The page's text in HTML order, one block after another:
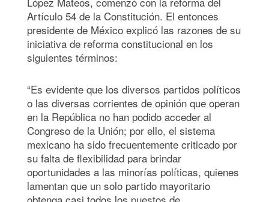
Artículo 54 de la Constitución. El entonces
presidente de México explicó las razones de su
iniciativa de reforma constitucional en los
siguientes términos:
“Es evidente que los diversos partidos políticos
o las diversas corrientes de opinión que operan
en la República no han podido acceder al
Congreso de la Unión; por ello, el sistema
mexicano ha sido frecuentemente criticado por
su falta de flexibilidad para brindar
oportunidades a las minorías políticas, quienes
lamentan que un solo partido mayoritario